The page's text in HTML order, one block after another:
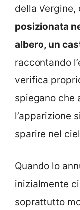
della Vergine,
posizionata
albero, un
raccontando
verifica
spiegano che
l’apparizione
sparire nel
Quando lo
inizialmente
soprattutto